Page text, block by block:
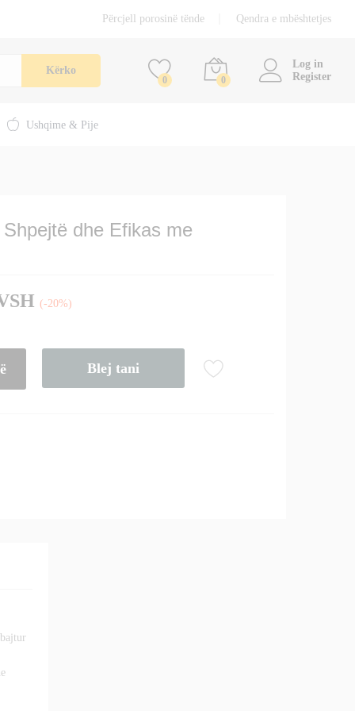
Përcjell porosinë tënde Qendra e mbështetjes
Kërko
0 0
Log in
Register
Ushqime & Pije
dhe Efikas me
(-20%)
Blej tani
Shtoje në shportë